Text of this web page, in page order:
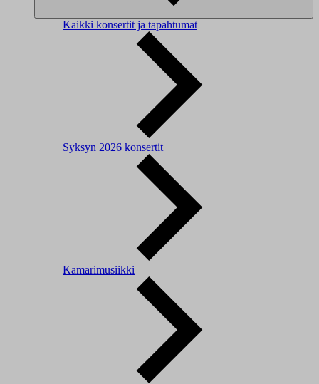
Kaikki konsertit ja tapahtumat
Syksyn 2026 konsertit
Kamarimusiikki